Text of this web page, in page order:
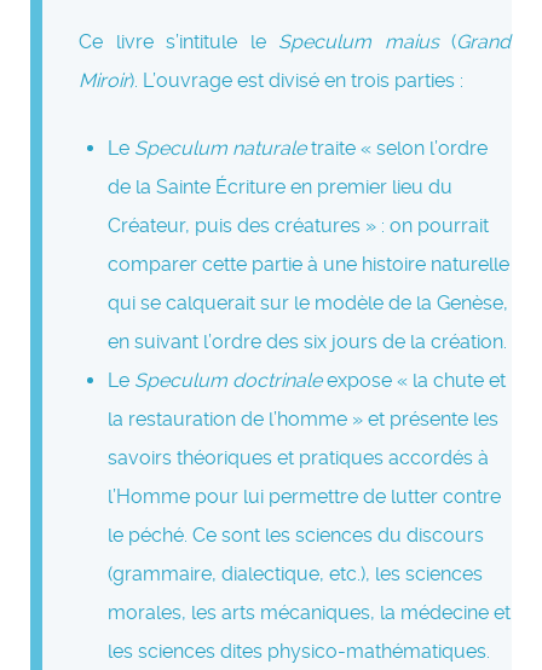
Ce livre s’intitule le Speculum maius(Grand
Miroir). L’ouvrage est divisé en trois parties :
Le Speculum naturaletraite « selon l’ordre
de la Sainte Écriture en premier lieu du
Créateur, puis des créatures » : on pourrait
comparer cette partie à une histoire naturelle
qui se calquerait sur le modèle de la Genèse,
en suivant l’ordre des six jours de la création.
Le Speculum doctrinaleexpose « la chute et
la restauration de l’homme » et présente les
savoirs théoriques et pratiques accordés à
l’Homme pour lui permettre de lutter contre
le péché. Ce sont les sciences du discours
(grammaire, dialectique, etc.), les sciences
morales, les arts mécaniques, la médecine et
les sciences dites physico-mathématiques.